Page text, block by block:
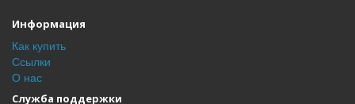
Информация
Как купить
Ссылки
О нас
Служба поддержки